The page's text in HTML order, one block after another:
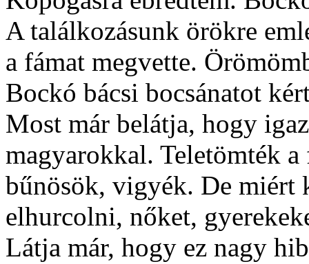
A találkozásunk örökre
a fámat megvette.
Bockó bácsi bocsánatot
Most már belátja, hogy
magyarokkal. Teletömték
bűnösök, vigyék. De miért
elhurcolni, nőket,
Látja már, hogy ez nagy